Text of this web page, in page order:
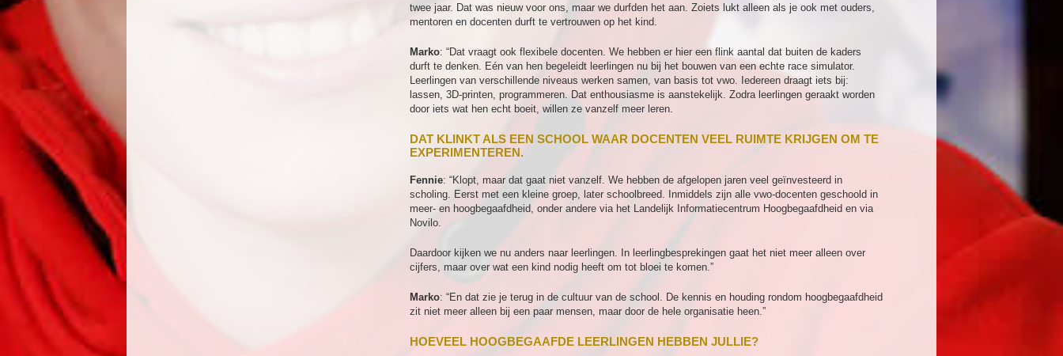
twee jaar. Dat was nieuw voor ons, maar we durfden het aan. Zoiets lukt alleen als je ook met ouders,
mentoren en docenten durft te vertrouwen op het kind.
Marko: “Dat vraagt ook flexibele docenten. We hebben er hier een flink aantal dat buiten de kaders
durft te denken. Eén van hen begeleidt leerlingen nu bij het bouwen van een echte race simulator.
Leerlingen van verschillende niveaus werken samen, van basis tot vwo. Iedereen draagt iets bij:
lassen, 3D-printen, programmeren. Dat enthousiasme is aanstekelijk. Zodra leerlingen geraakt worden
door iets wat hen echt boeit, willen ze vanzelf meer leren.
DAT KLINKT ALS EEN SCHOOL WAAR DOCENTEN VEEL RUIMTE KRIJGEN OM TE
EXPERIMENTEREN.
Fennie: “Klopt, maar dat gaat niet vanzelf. We hebben de afgelopen jaren veel geïnvesteerd in
scholing. Eerst met een kleine groep, later schoolbreed. Inmiddels zijn alle vwo-docenten geschoold in
meer- en hoogbegaafdheid, onder andere via het Landelijk Informatiecentrum Hoogbegaafdheid en via
Novilo.
Daardoor kijken we nu anders naar leerlingen. In leerlingbesprekingen gaat het niet meer alleen over
cijfers, maar over wat een kind nodig heeft om tot bloei te komen.”
Marko: “En dat zie je terug in de cultuur van de school. De kennis en houding rondom hoogbegaafdheid
zit niet meer alleen bij een paar mensen, maar door de hele organisatie heen.”
HOEVEEL HOOGBEGAAFDE LEERLINGEN HEBBEN JULLIE?